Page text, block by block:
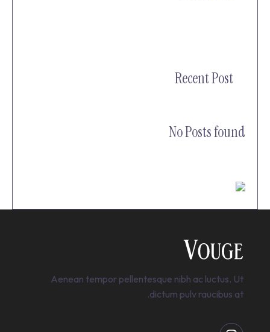
Recent Post
No Posts found
Aenean tempor pellentesque nibh ac luctus. Ut
dictum pulv raucibus at.